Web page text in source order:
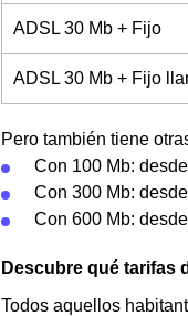
ADSL 30 Mb + Fijo
ADSL 30 Mb + Fijo
Pero también tiene
Con 100 Mb:
Con 300 Mb:
Con 600 Mb:
Descubre qué tarifas
Todos aquellos